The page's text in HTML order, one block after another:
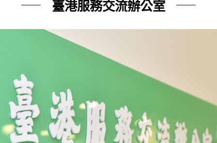
臺港服務交流辦公室